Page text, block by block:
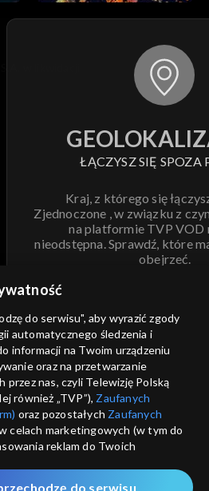
ŁĄCZYSZ SIĘ SPOZA
Kraj, z którego się
Zjednoczone , w związku z
na platformie TVP VOD
nieodstępna. Sprawdź, które
obejrzeć.
ANULUJ
do serwisu", aby wyrazić zgody
automatycznego śledzenia i
informacji na Twoim urządzeniu
oraz na przetwarzanie
przez nas, czyli Telewizję Polską
również „TVP”), Zaufanych
oraz pozostałych Zaufanych
celach marketingowych (w tym do
reklam do Twoich
także zgody na udostępnianie
do serwisu